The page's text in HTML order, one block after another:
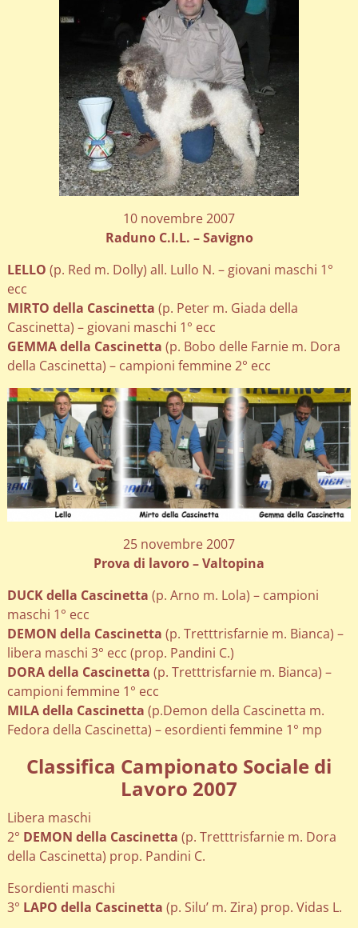
10 novembre 2007
Raduno C.I.L. – Savigno
LELLO (p. Red m. Dolly) all. Lullo N. – giovani maschi 1°
ecc
MIRTO della Cascinetta (p. Peter m. Giada della
Cascinetta) – giovani maschi 1° ecc
GEMMA della Cascinetta (p. Bobo delle Farnie m. Dora
della Cascinetta) – campioni femmine 2° ecc
25 novembre 2007
Prova di lavoro – Valtopina
DUCK della Cascinetta (p. Arno m. Lola) – campioni
maschi 1° ecc
DEMON della Cascinetta (p. Tretttrisfarnie m. Bianca) –
libera maschi 3° ecc (prop. Pandini C.)
DORA della Cascinetta (p. Tretttrisfarnie m. Bianca) –
campioni femmine 1° ecc
MILA della Cascinetta (p.Demon della Cascinetta m.
Fedora della Cascinetta) – esordienti femmine 1° mp
Classifica Campionato Sociale di
Lavoro 2007
Libera maschi
2° DEMON della Cascinetta (p. Tretttrisfarnie m. Dora
della Cascinetta) prop. Pandini C.
Esordienti maschi
3° LAPO della Cascinetta (p. Silu’ m. Zira) prop. Vidas L.